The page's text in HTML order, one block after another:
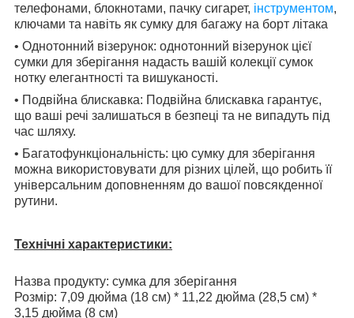
телефонами, блокнотами, пачку сигарет, інструментом,
ключами та навіть як сумку для багажу на борт літака
• Однотонний візерунок: однотонний візерунок цієї
сумки для зберігання надасть вашій колекції сумок
нотку елегантності та вишуканості.
• Подвійна блискавка: Подвійна блискавка гарантує,
що ваші речі залишаться в безпеці та не випадуть під
час шляху.
• Багатофункціональність: цю сумку для зберігання
можна використовувати для різних цілей, що робить її
універсальним доповненням до вашої повсякденної
рутини.
Технічні характеристики:
Назва продукту: сумка для зберігання
Розмір: 7,09 дюйма (18 см) * 11,22 дюйма (28,5 см) *
3,15 дюйма (8 см)